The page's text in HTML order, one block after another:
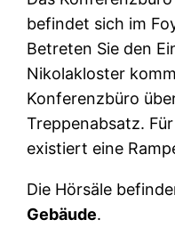
befindet sich im
Betreten Sie den
Nikolakloster
Konferenzbüro
Treppenabsatz.
existiert eine
Die Hörsäle
Gebäude.